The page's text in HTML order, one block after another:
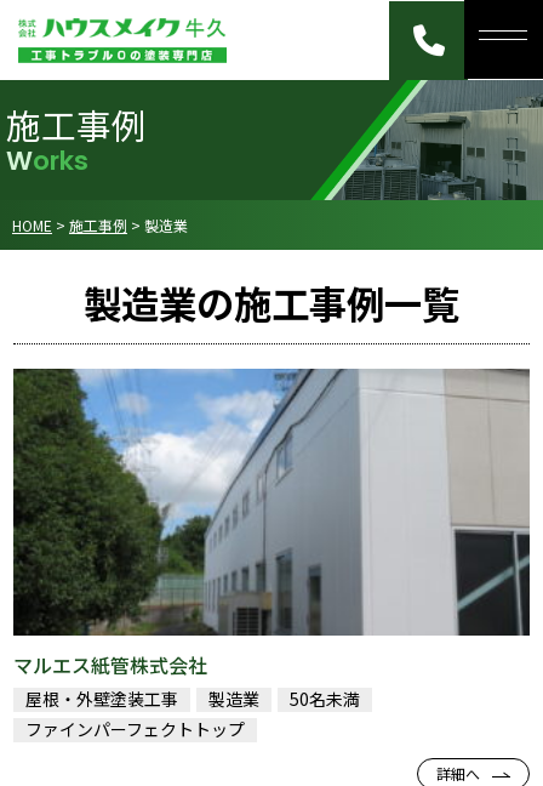
施工事例
Works
HOME > 施工事例 > 製造業
製造業の施工事例一覧
マルエス紙管株式会社
屋根・外壁塗装工事 製造業
50名未満
ファインパーフェクトトップ
詳細へ